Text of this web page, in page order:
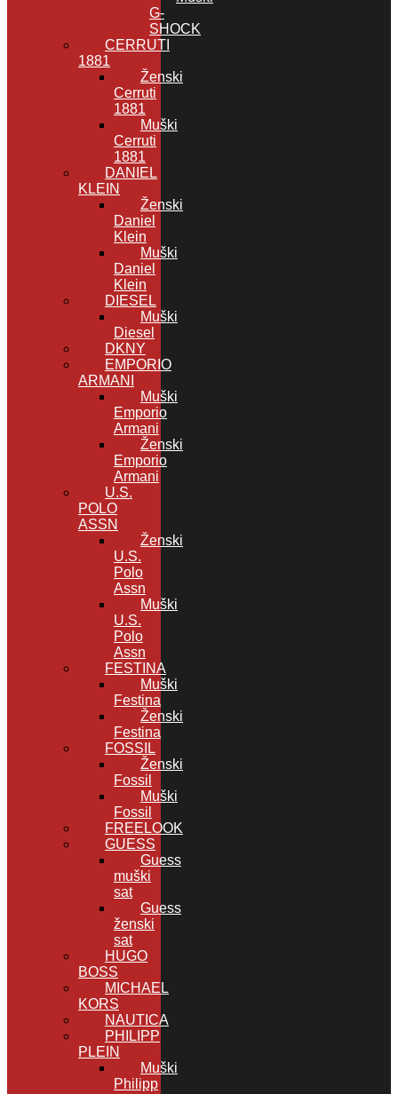
G-
SHOCK
CERRUTI
1881
Ženski
Cerruti
1881
Muški
Cerruti
1881
DANIEL
KLEIN
Ženski
Daniel
Klein
Muški
Daniel
Klein
DIESEL
Muški
Diesel
DKNY
EMPORIO
ARMANI
Muški
Emporio
Armani
Ženski
Emporio
Armani
U.S.
POLO
ASSN
Ženski
U.S.
Polo
Assn
Muški
U.S.
Polo
Assn
FESTINA
Muški
Festina
Ženski
Festina
FOSSIL
Ženski
Fossil
Muški
Fossil
FREELOOK
GUESS
Guess
muški
sat
Guess
ženski
sat
HUGO
BOSS
MICHAEL
KORS
NAUTICA
PHILIPP
PLEIN
Muški
Philipp